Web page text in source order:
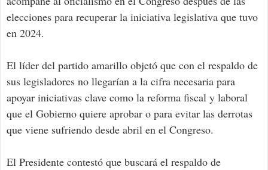
elecciones para recuperar la iniciativa legislativa que tuvo
en 2024.
El líder del partido amarillo objetó que con el respaldo de
sus legisladores no llegarían a la cifra necesaria para
apoyar iniciativas clave como la reforma fiscal y laboral
que el Gobierno quiere aprobar o para evitar las derrotas
que viene sufriendo desde abril en el Congreso.
El Presidente contestó que buscará el respaldo de